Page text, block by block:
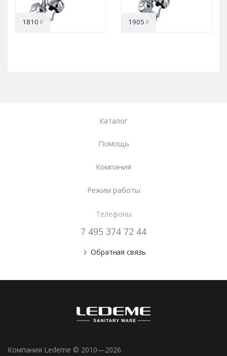
1810₽ 1905₽
Каталог
Помощь
Компания
Режим работы
Телефоны
7 495 374 72 44
Обратная связь
Компания Ledeme © 2010—2026.